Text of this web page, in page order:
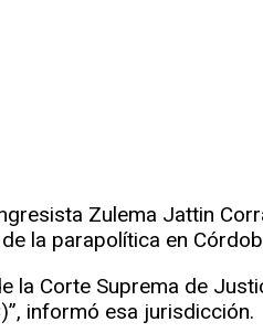
Zulema Jattin
la parapolítica en
la Corte Suprema de
informó esa jurisdicción.